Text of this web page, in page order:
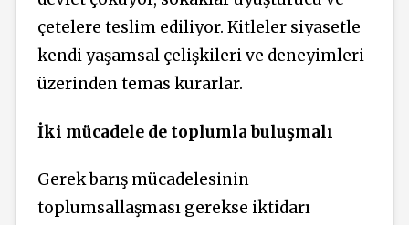
çetelere teslim ediliyor. Kitleler siyasetle
kendi yaşamsal çelişkileri ve deneyimleri
üzerinden temas kurarlar.
İki mücadele de toplumla buluşmalı
Gerek barış mücadelesinin
toplumsallaşması gerekse iktidarı